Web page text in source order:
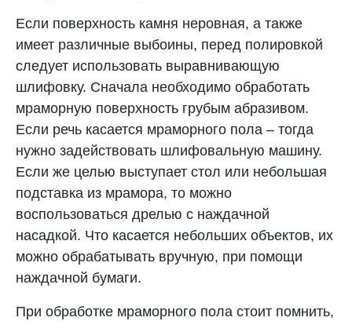
Если поверхность камня неровная, а также
имеет различные выбоины, перед полировкой
следует использовать выравнивающую
шлифовку. Сначала необходимо обработать
мраморную поверхность грубым абразивом.
Если речь касается мраморного пола – тогда
нужно задействовать шлифовальную машину.
Если же целью выступает стол или небольшая
подставка из мрамора, то можно
воспользоваться дрелью с наждачной
насадкой. Что касается небольших объектов, их
можно обрабатывать вручную, при помощи
наждачной бумаги.
При обработке мраморного пола стоит помнить,